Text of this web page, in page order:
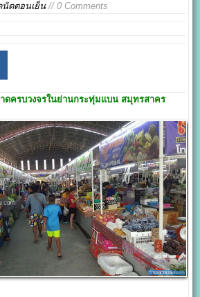
นัดตอนเย็น // 0 Comments
ดครบวงจรในย่านกระทุ่มแบนสมุทรสาคร